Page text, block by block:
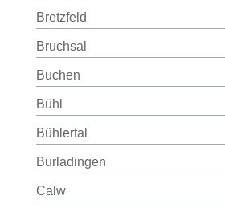
Bretzfeld
Bruchsal
Buchen
Bühl
Bühlertal
Burladingen
Calw